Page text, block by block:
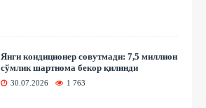
Янги кондиционер совутмади: 7,5 миллион
сўмлик шартнома бекор қилинди
30.07.2026 1 763